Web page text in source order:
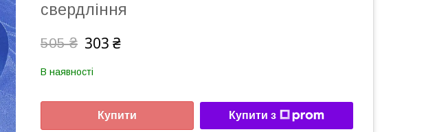
свердління
505 ₴ 303 ₴
В наявності
Купити Купити з